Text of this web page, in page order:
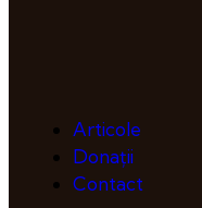
Articole
Donații
Contact